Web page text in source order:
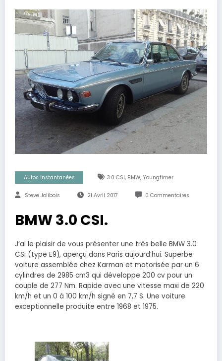
Autos Instantanées 3.0 CSI, BMW, Youngtimer
Steve Jolibois 21 Avril 2017 0 Commentaires
BMW 3.0 CSI.
J’ai le plaisir de vous présenter une très belle BMW 3.0
CSi (type E9), aperçu dans Paris aujourd’hui. Superbe
voiture assemblée chez Karman et motorisée par un 6
cylindres de 2985 cm3 qui développe 200 cv pour un
couple de 277 Nm. Rapide avec une vitesse maxi de 220
km/h et un 0 à 100 km/h signé en 7,7 S. Une voiture
exceptionnelle produite entre 1968 et 1975.